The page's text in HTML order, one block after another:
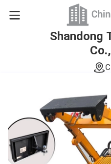
Shandong